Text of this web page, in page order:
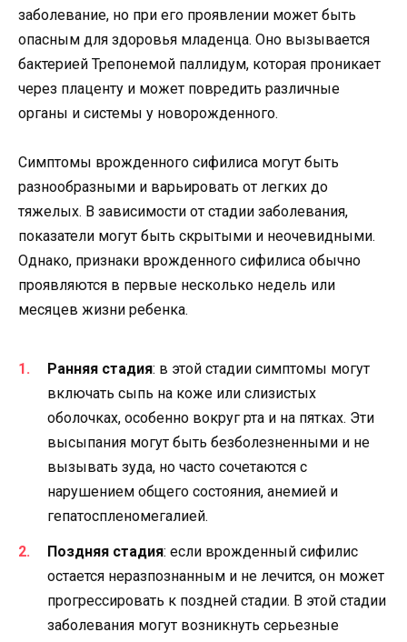
заболевание, но при его проявлении может быть
опасным для здоровья младенца. Оно вызывается
бактерией Трепонемой паллидум, которая проникает
через плаценту и может повредить различные
органы и системы у новорожденного.
Симптомы врожденного сифилиса могут быть
разнообразными и варьировать от легких до
тяжелых. В зависимости от стадии заболевания,
показатели могут быть скрытыми и неочевидными.
Однако, признаки врожденного сифилиса обычно
проявляются в первые несколько недель или
месяцев жизни ребенка.
Ранняя стадия: в этой стадии симптомы могут
включать сыпь на коже или слизистых
оболочках, особенно вокруг рта и на пятках. Эти
высыпания могут быть безболезненными и не
вызывать зуда, но часто сочетаются с
нарушением общего состояния, анемией и
гепатоспленомегалией.
Поздняя стадия: если врожденный сифилис
остается неразпознанным и не лечится, он может
прогрессировать к поздней стадии. В этой стадии
заболевания могут возникнуть серьезные